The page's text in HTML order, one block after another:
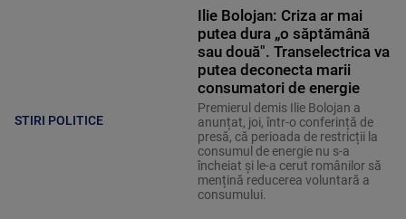
STIRI POLITICE
Ilie Bolojan: Criza ar mai
putea dura „o săptămână
sau două". Transelectrica va
putea deconecta marii
consumatori de energie
Premierul demis Ilie Bolojan a
anunțat, joi, într-o conferință de
presă, că perioada de restricții la
consumul de energie nu s-a
încheiat și le-a cerut românilor să
mențină reducerea voluntară a
consumului.